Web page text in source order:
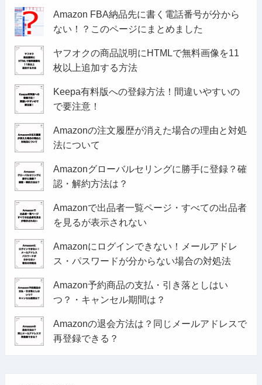
Amazon FBA納品先に書く電話番号が分から
ない！？このページにまとめました
ヤフオクの商品説明にHTMLで無料画像を11
枚以上追加する方法
Keepa有料版への登録方法！間違いやすいの
で要注意！
Amazonの注文履歴が消えた場合の理由と対処
法について
Amazonグローバルセリングに勝手に登録？確
認・解約方法は？
Amazonで出品者一覧ページ・すべての出品者
を見るが表示されない
Amazonにログインできない！メールアドレ
ス・パスワードが分からない場合の対処法
Amazon予約商品の支払・引き落としはい
つ？・キャンセル期間は？
Amazonの退会方法は？同じメールアドレスで
再登録できる？